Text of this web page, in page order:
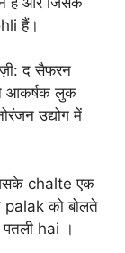
हैं।
द सैफरन
आकर्षक लुक
उद्योग में
chalte एक
को बोलते
hai ।